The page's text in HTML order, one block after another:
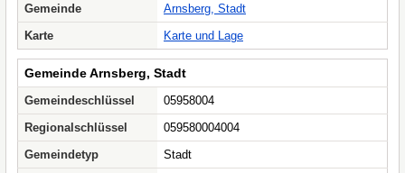
Gemeinde
Arnsberg, Stadt
Karte
Karte und Lage
Gemeinde Arnsberg, Stadt
Gemeindeschlüssel
05958004
Regionalschlüssel
059580004004
Gemeindetyp
Stadt